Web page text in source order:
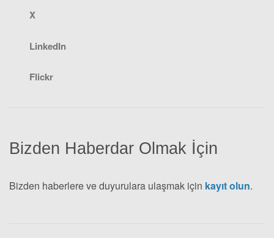
Bizden Haberdar Olmak İçin
Bizden haberlere ve duyurulara ulaşmak için kayıt olun.
X
LinkedIn
Flickr